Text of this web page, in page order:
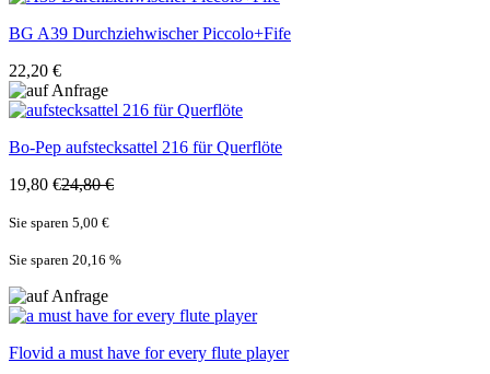
BG A39 Durchziehwischer Piccolo+Fife
22,20 €
Bo-Pep aufstecksattel 216 für Querflöte
19,80 €24,80 €
Sie sparen 5,00 €
Sie sparen 20,16 %
Flovid a must have for every flute player